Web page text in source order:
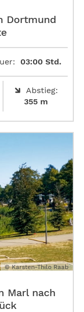
Dortmund
03:00 Std.
Abstieg:
355 m
© Karsten-Thilo Raab
Marl nach